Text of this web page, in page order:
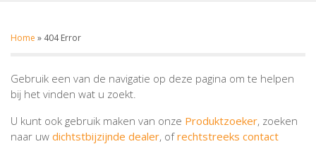
Home » 404 Error
Gebruik een van de navigatie op deze pagina om te helpen
bij het vinden wat u zoekt.
U kunt ook gebruik maken van onze Produktzoeker, zoeken
naar uw dichtstbijzijnde dealer, ofrechtstreeks contact